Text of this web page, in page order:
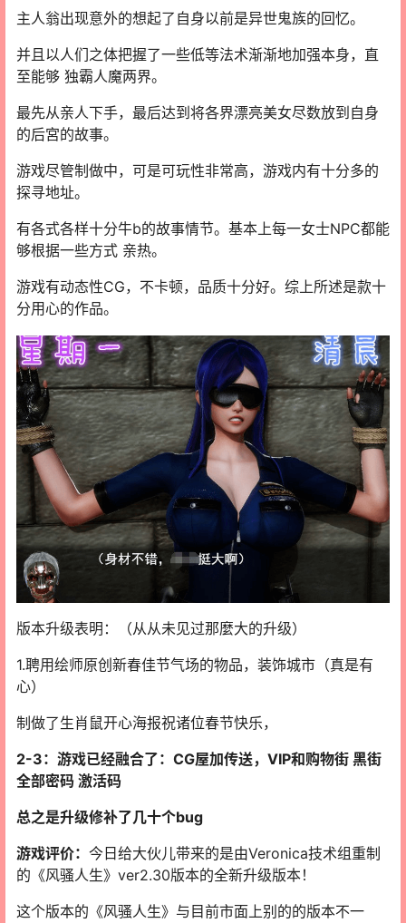
主人翁出现意外的想起了自身以前是异世鬼族的回忆。
并且以人们之体把握了一些低等法术渐渐地加强本身，直
至能够 独霸人魔两界。
最先从亲人下手，最后达到将各界漂亮美女尽数放到自身
的后宮的故事。
游戏尽管制做中，可是可玩性非常高，游戏内有十分多的
探寻地址。
有各式各样十分牛b的故事情节。基本上每一女士NPC都能
够根据一些方式 亲热。
游戏有动态性CG，不卡顿，品质十分好。综上所述是款十
分用心的作品。
版本升级表明：（从从未见过那麼大的升级）
1.聘用绘师原创新春佳节气场的物品，装饰城市（真是有
心）
制做了生肖鼠开心海报祝诸位春节快乐，
2-3：游戏已经融合了：CG屋加传送，VIP和购物街 黑街
全部密码 激活码
总之是升级修补了几十个bug
游戏评价： 今日给大伙儿带来的是由Veronica技术组重制
的《风骚人生》ver2.30版本的全新升级版本！
这个版本的《风骚人生》与目前市面上别的的版本不一